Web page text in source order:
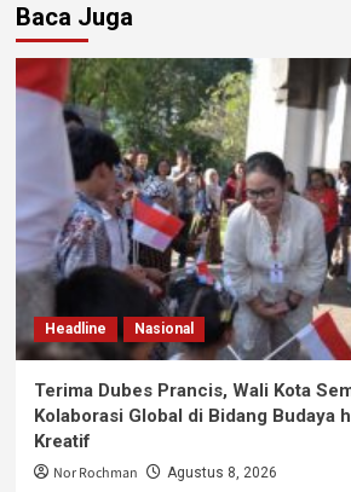
Baca Juga
Headline Nasional
Terima Dubes Prancis, Wali Kota
Kolaborasi Global di Bidang Budaya
Kreatif
Nor Rochman Agustus 8, 2026